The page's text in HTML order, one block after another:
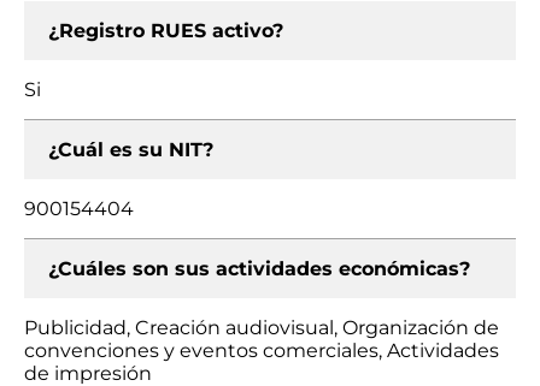
¿Registro RUES activo?
Si
¿Cuál es su NIT?
900154404
¿Cuáles son sus actividades económicas?
Publicidad, Creación audiovisual, Organización de
convenciones y eventos comerciales, Actividades
de impresión